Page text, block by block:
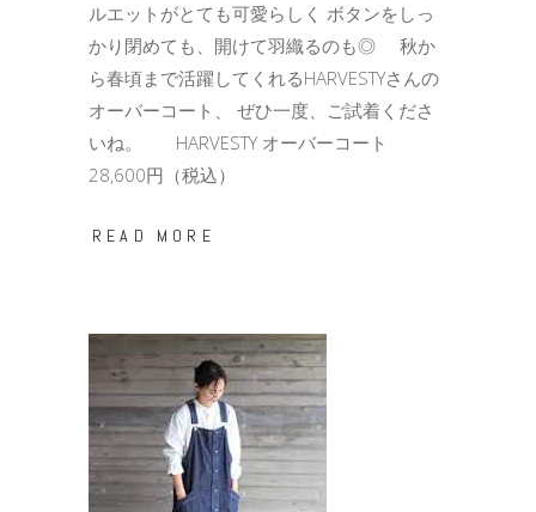
ルエットがとても可愛らしく ボタンをしっ
かり閉めても、開けて羽織るのも◎ 秋か
ら春頃まで活躍してくれるHARVESTYさんの
オーバーコート、 ぜひ一度、ご試着くださ
いね。 HARVESTY オーバーコート
28,600円（税込）
READ MORE